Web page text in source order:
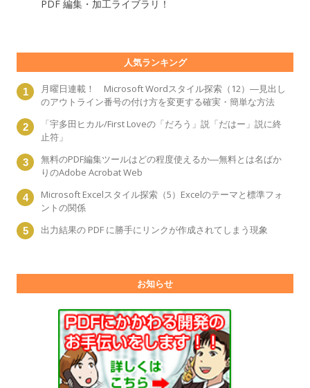
PDF 編集・加工ライブラリ！
人気ランキング
月曜日連載！ Microsoft Wordスタイル探索（12）―見出し
のアウトライン番号の付け方を変更する確実・簡単な方法
「宇多田ヒカル/First Loveの「だろう」説「だはー」説に終
止符」
無料のPDF編集ツールはどの程度使えるか―無料とは名ばか
りのAdobe Acrobat Web
Microsoft Excelスタイル探索（5）Excelのテーマと標準フォ
ントの関係
出力結果の PDF に勝手にリンクが作成されてしまう現象
お知らせ